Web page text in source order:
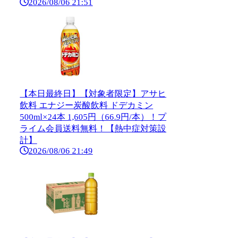
2026/08/06 21:51
【本日最終日】【対象者限定】アサヒ
飲料 エナジー炭酸飲料 ドデカミン
500ml×24本 1,605円（66.9円/本）！プ
ライム会員送料無料！【熱中症対策設
計】
2026/08/06 21:49